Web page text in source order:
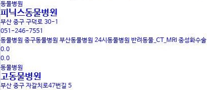
동물병원
피닉스동물병원
부산 중구 구덕로 30-1
051-246-7551
동물병원 중구동물병원 부산동물병원 24시동물병원 반려동물_CT_MRI 중성화수술
0.0
0.0
동물병원
고동물병원
부산 중구 자갈치로47번길 5